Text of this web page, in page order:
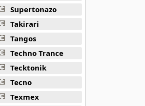
Supertonazo
Takirari
Tangos
Techno Trance
Tecktonik
Tecno
Texmex